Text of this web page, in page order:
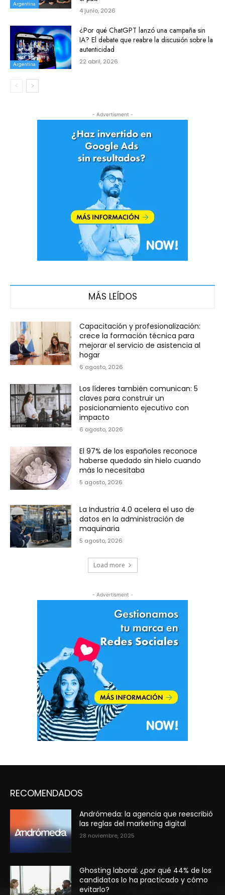
Argentina
4 junio, 2026
Argentina
¿Por qué ChatGPT lanzó una campaña sin
IA? El debate que reabre la discusión sobre la
autenticidad
22 abril, 2026
- Advertisment -
MÁS LEÍDOS
Capacitación y profesionalización:
crece la formación técnica para
mejorar el servicio de asistencia al
hogar
6 agosto, 2026
Los líderes también comunican: 5
claves para construir un
posicionamiento ejecutivo con
impacto
6 agosto, 2026
El 97% de los españoles reconoce
haberse quedado sin hielo cuando
más lo necesitaba
5 agosto, 2026
La Industria 4.0 acelera el uso de
datos en la administración de
maquinaria
5 agosto, 2026
Load more
- Advertisment -
RECOMENDADOS
Andrómeda: la agencia que reescribió
las reglas del marketing digital
28 noviembre, 2025
Ghosting laboral: ¿por qué 44% de los
candidatos lo ha practicado y cómo
evitarlo?